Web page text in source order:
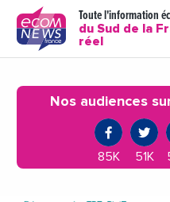
Toute l'information
du Sud de la
réel
Nos audiences
85K 51K